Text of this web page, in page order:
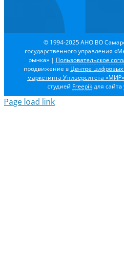
© 1994-2025 АНО ВО
государственного управления
рынка» | Пользовательское
продвижение в Центре цифровых
маркетинга Университета «МИР»
студией Freepikдля сайта
Page load link